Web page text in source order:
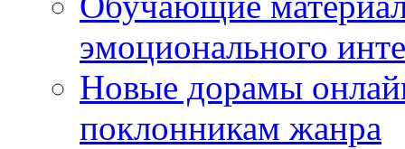
эмоционального
Новые дорамы
поклонникам жанра